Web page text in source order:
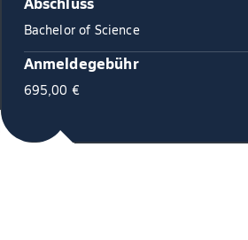
Bachelor of Science
Anmeldegebühr
695,00 €